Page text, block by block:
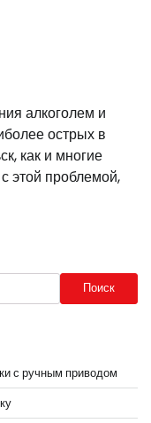
алкоголем и
острых в
как и многие
этой проблемой,
Поиск
с ручным приводом